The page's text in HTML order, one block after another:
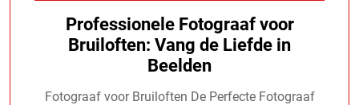
Professionele Fotograaf voor
Bruiloften: Vang de Liefde in
Beelden
Fotograaf voor Bruiloften De Perfecte Fotograaf